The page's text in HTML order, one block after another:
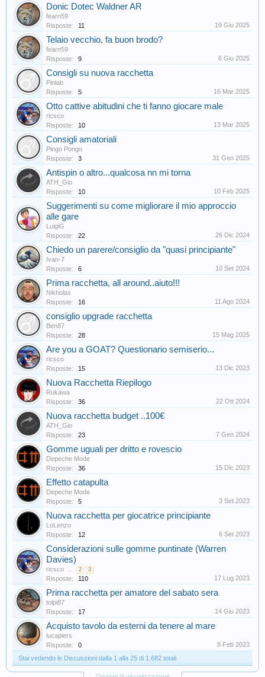
Donic Dotec Waldner AR
fearn59
Risposte:
11 19 Giu 2025
Telaio vecchio, fa buon brodo?
fearn59
Risposte:
9 6 Giu 2025
Consigli su nuova racchetta
Pinlab
Risposte:
5 16 Mar 2025
Otto cattive abitudini che ti fanno giocare male
ricsco
Risposte:
10 13 Mar 2025
Consigli amatoriali
Pingo Pongo
Risposte:
3 31 Gen 2025
Antispin o altro...qualcosa nn mi torna
ATH_Gio
Risposte:
10 10 Feb 2025
Suggerimenti su come migliorare il mio approccio
alle gare
LuigiG
Risposte:
22 26 Dic 2024
Chiedo un parere/consiglio da "quasi principiante"
Ivan-7
Risposte:
6 10 Set 2024
Prima racchetta, all around..aiuto!!!
Nikholas
Risposte:
16 11 Ago 2024
consiglio upgrade racchetta
Ben87
Risposte:
28 15 Mag 2025
Are you a GOAT? Questionario semiserio...
ricsco
Risposte:
15 13 Dic 2023
Nuova Racchetta Riepilogo
Rukawa
Risposte:
36 22 Ott 2024
Nuova racchetta budget ..100€
ATH_Gio
Risposte:
23 7 Gen 2024
Gomme uguali per dritto e rovescio
Depeche Mode
Risposte:
36 15 Dic 2023
Effetto catapulta
Depeche Mode
Risposte:
5 3 Set 2023
Nuova racchetta per giocatrice principiante
LoLenzo
Risposte:
12 6 Set 2023
Considerazioni sulle gomme puntinate (Warren
Davies)
ricsco ... 2 3
Risposte: 110 17 Lug 2023
Prima racchetta per amatore del sabato sera
tolpi87
Risposte:
17 14 Giu 2023
Acquisto tavolo da esterni da tenere al mare
lucapiers
Risposte:
0
8 Feb 2023
Stai vedendo le Discussioni dalla 1 alla 25 di 1.682 totali